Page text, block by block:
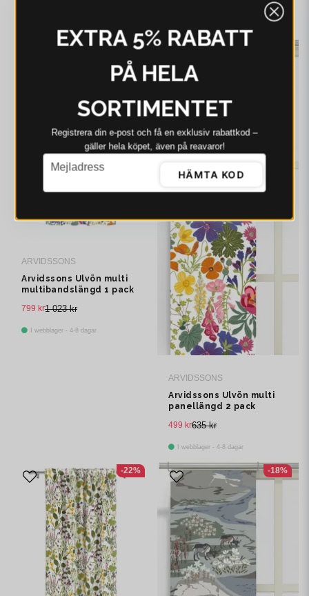
ARVIDSSONS
Arvidssons Ulvön multi
multibandslängd 1 pack
1 023 kr
799 kr
I webblager - 4-8 dagar
-22%
ARVIDSSONS
Arvidssons Ulvön multi
panellängd 2 pack
635 kr
499 kr
I webblager - 4-8 dagar
-22% -18%
EXTRA 5% RABATT
PÅ HELA
SORTIMENTET
Registrera din e‑post och få en exklusiv rabattkod –
gäller hela köpet, även på reavaror!
email
Mejladress
HÄMTA KOD